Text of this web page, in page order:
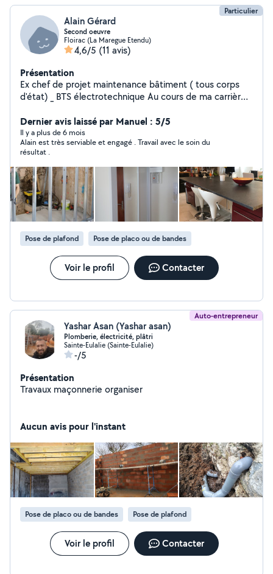
Particulier
Alain Gérard
Second oeuvre
Floirac (La Maregue Etendu)
4,6/5 (11 avis)
Présentation
Ex chef de projet maintenance bâtiment ( tous corps
d'état) _ BTS électrotechnique Au cours de ma carrière
du bâtiment (électricité, peinture, plâtrerie,équipement
cuisine et sdb). Très méticuleux, voire perfectionniste,
je suis à même de vous conseiller ( voire à réaliser des
projets d'implantations en 3D) et de réaliser les travaux
pour lesquels je postule. Par ailleurs j'accepte le
règlement en CESU
Dernier avis laissé par Manuel : 5/5
Il y a plus de 6 mois
Alain est très serviable et engagé . Travail avec le soin du
résultat .
Pose de plafond Pose de placo ou de bandes
Voir le profil Contacter
Auto-entrepreneur
Yashar Asan (Yashar asan)
Plomberie, électricité, plâtri
Sainte-Eulalie (Sainte-Eulalie)
-/5
Présentation
Travaux maçonnerie organiser
Aucun avis pour l'instant
Pose de placo ou de bandes Pose de plafond
Voir le profil Contacter